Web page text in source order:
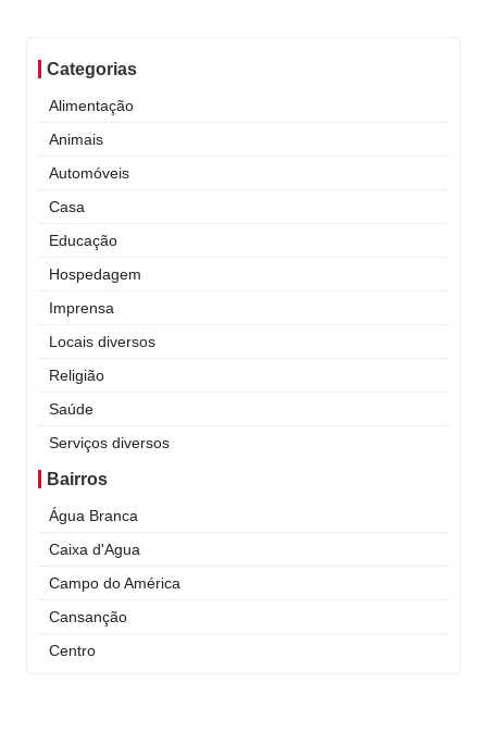
Categorias
Alimentação
Animais
Automóveis
Casa
Educação
Hospedagem
Imprensa
Locais diversos
Religião
Saúde
Serviços diversos
Bairros
Água Branca
Caixa d'Agua
Campo do América
Cansanção
Centro